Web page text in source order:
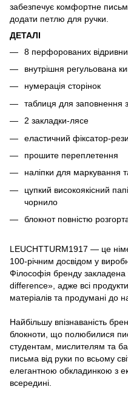
забезпечує комфортне
додати петлю для ручки.
ДЕТАЛІ
8 перфорованих
внутрішня регульована
нумерація сторінок
таблиця для заповнення
2 закладки-лясе
еластичний фіксатор-
прошите переплетення
наліпки для маркування
цупкий високоякісний
чорнило
блокнот повністю
LEUCHTTURM1917 — це
100-річним досвідом у
Філософія бренду
difference», адже всі
матеріалів та продумані до
Найбільшу впізнаваність
блокноти, що полюбилися
студентам, мислителям та
письма від руки по всьому
елегантною обкладинкою з
всередині.